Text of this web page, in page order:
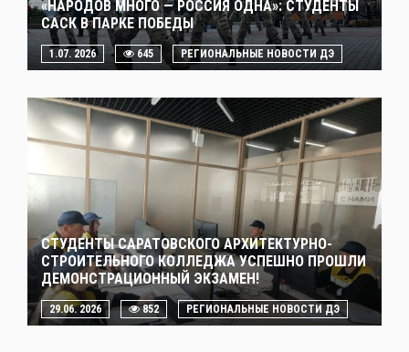
«НАРОДОВ МНОГО — РОССИЯ ОДНА»: СТУДЕНТЫ
САСК В ПАРКЕ ПОБЕДЫ
1.07. 2026 645 РЕГИОНАЛЬНЫЕ НОВОСТИ ДЭ
СТУДЕНТЫ САРАТОВСКОГО АРХИТЕКТУРНО-
СТРОИТЕЛЬНОГО КОЛЛЕДЖА УСПЕШНО ПРОШЛИ
ДЕМОНСТРАЦИОННЫЙ ЭКЗАМЕН!
29.06. 2026 852 РЕГИОНАЛЬНЫЕ НОВОСТИ ДЭ